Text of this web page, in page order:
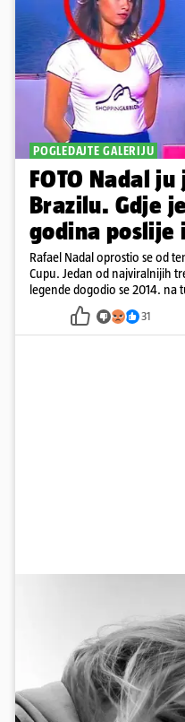
POGLEDAJTE GALERIJU
FOTO Nadal
Brazilu. Gdje
godina poslije
Rafael Nadal oprostio se od
Cupu. Jedan od najviralnijih
legende dogodio se 2014. na
pažnju odvlačila ljepotica iza
31